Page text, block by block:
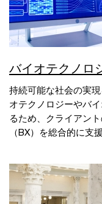
バイオテクノロ
持続可能な社会の実
オテクノロジーやバ
るため、クライアン
（BX）を総合的に支